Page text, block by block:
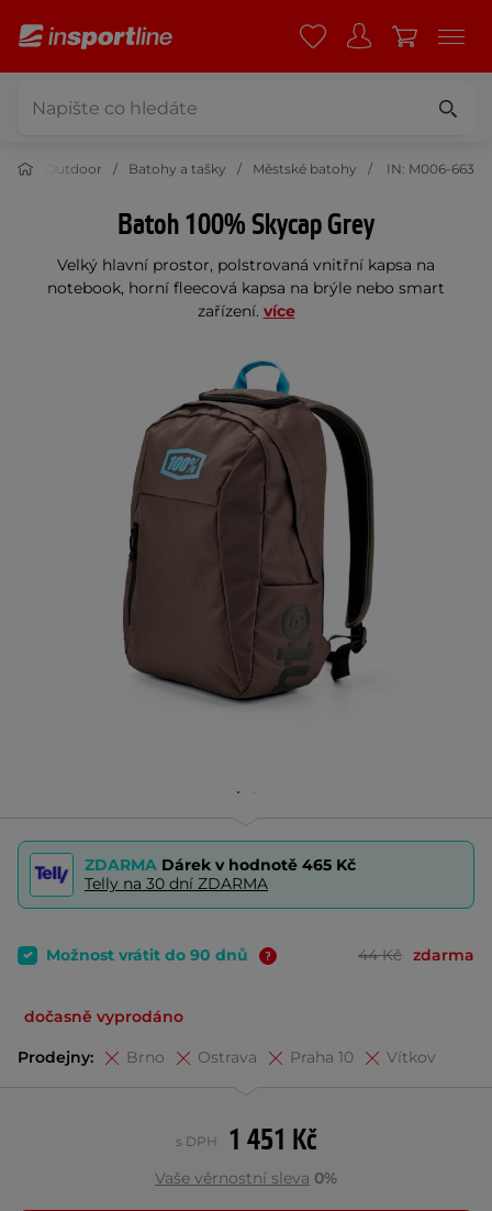
Outdoor Batohy a tašky Městské batohy IN: M006-663
Batoh 100% Skycap Grey
Velký hlavní prostor, polstrovaná vnitřní kapsa na
notebook, horní fleecová kapsa na brýle nebo smart
zařízení. více
ZDARMA Dárek v hodnotě 465 Kč
Telly na 30 dní ZDARMA
Možnost vrátit do 90 dnů 44 Kč zdarma
dočasně vyprodáno
Prodejny: Brno Ostrava Praha 10 Vítkov
1 451 Kč
s DPH
Vaše věrnostní sleva 0%